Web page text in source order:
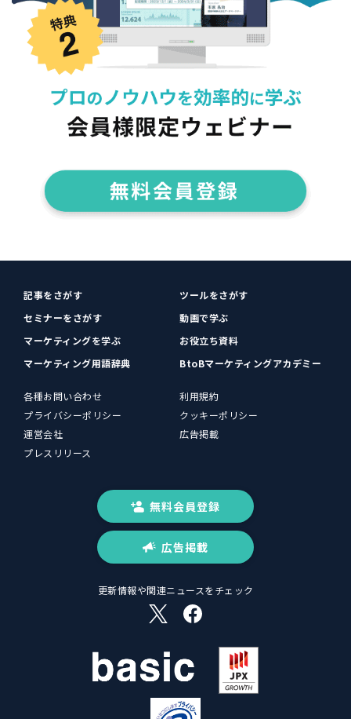
記事をさがす
ツールをさがす
セミナーをさがす
動画で学ぶ
マーケティングを学ぶ
お役立ち資料
マーケティング用語辞典
BtoBマーケティングアカデミー
各種お問い合わせ
利用規約
プライバシーポリシー
クッキーポリシー
運営会社
広告掲載
プレスリリース
無料会員登録
広告掲載
更新情報や関連ニュースをチェック